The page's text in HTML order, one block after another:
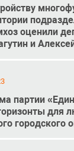
оценили
и
партии
для
городского